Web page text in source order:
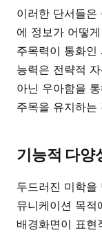
이러한 단서들은
에 정보가 어떻
주목력이 통화인
능력은 전략적
아닌 우아함을
주목을 유지하는
기능적 다양
두드러진 미학을
뮤니케이션 목적
배경화면이 표현